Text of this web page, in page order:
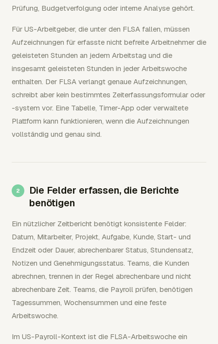
Prüfung, Budgetverfolgung oder interne Analyse gehört.
Für US-Arbeitgeber, die unter den FLSA fallen, müssen
Aufzeichnungen für erfasste nicht befreite Arbeitnehmer die
geleisteten Stunden an jedem Arbeitstag und die
insgesamt geleisteten Stunden in jeder Arbeitswoche
enthalten. Der FLSA verlangt genaue Aufzeichnungen,
schreibt aber kein bestimmtes Zeiterfassungsformular oder
-system vor. Eine Tabelle, Timer-App oder verwaltete
Plattform kann funktionieren, wenn die Aufzeichnungen
vollständig und genau sind.
Die Felder erfassen, die Berichte
benötigen
Ein nützlicher Zeitbericht benötigt konsistente Felder:
Datum, Mitarbeiter, Projekt, Aufgabe, Kunde, Start- und
Endzeit oder Dauer, abrechenbarer Status, Stundensatz,
Notizen und Genehmigungsstatus. Teams, die Kunden
abrechnen, trennen in der Regel abrechenbare und nicht
abrechenbare Zeit. Teams, die Payroll prüfen, benötigen
Tagessummen, Wochensummen und eine feste
Arbeitswoche.
Im US-Payroll-Kontext ist die FLSA-Arbeitswoche ein